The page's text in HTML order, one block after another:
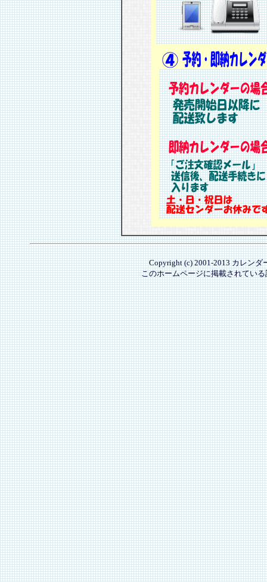
Copyright (c) 2001-2013 カレンダ
このホームページに掲載されてい